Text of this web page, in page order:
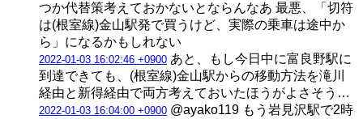
つか代替策考えておかないとならんなあ 最悪、「切符
は(根室線)金山駅発で買うけど、実際の乗車は途中か
ら」になるかもしれない
2022-01-03 16:02:46 +0900 あと、もし今日中に富良野駅に
到達できても、(根室線)金山駅からの移動方法を滝川
経由と新得経由で両方考えておいたほうがよさそう…
2022-01-03 16:04:00 +0900 @ayako119 もう岩見沢駅で2時